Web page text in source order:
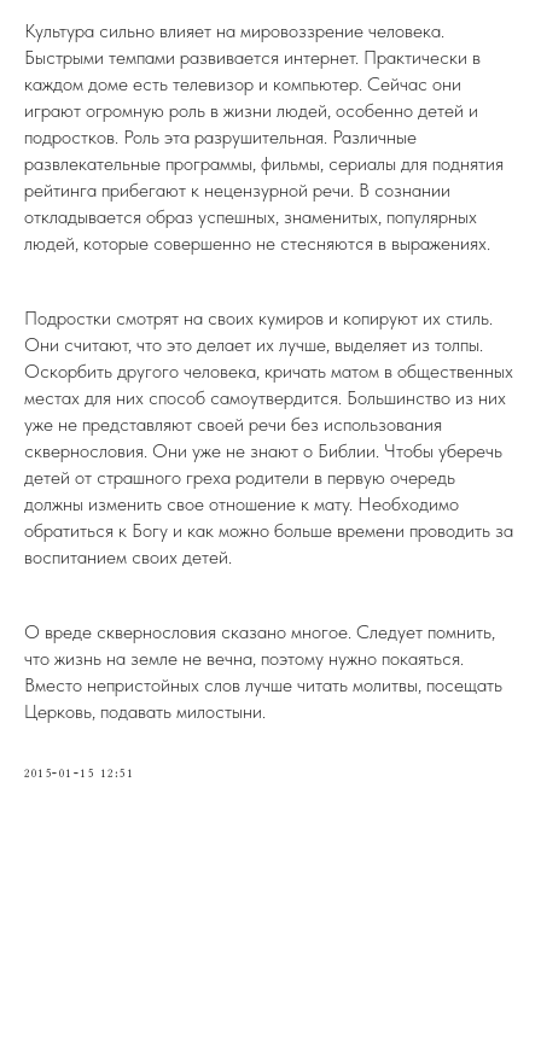
Культура сильно влияет на мировоззрение человека.
Быстрыми темпами развивается интернет. Практически в
каждом доме есть телевизор и компьютер. Сейчас они
играют огромную роль в жизни людей, особенно детей и
подростков. Роль эта разрушительная. Различные
развлекательные программы, фильмы, сериалы для поднятия
рейтинга прибегают к нецензурной речи. В сознании
откладывается образ успешных, знаменитых, популярных
людей, которые совершенно не стесняются в выражениях.
Подростки смотрят на своих кумиров и копируют их стиль.
Они считают, что это делает их лучше, выделяет из толпы.
Оскорбить другого человека, кричать матом в общественных
местах для них способ самоутвердится. Большинство из них
уже не представляют своей речи без использования
сквернословия. Они уже не знают о Библии. Чтобы уберечь
детей от страшного греха родители в первую очередь
должны изменить свое отношение к мату. Необходимо
обратиться к Богу и как можно больше времени проводить за
воспитанием своих детей.
О вреде сквернословия сказано многое. Следует помнить,
что жизнь на земле не вечна, поэтому нужно покаяться.
Вместо непристойных слов лучше читать молитвы, посещать
Церковь, подавать милостыни.
2015-01-15 12:51